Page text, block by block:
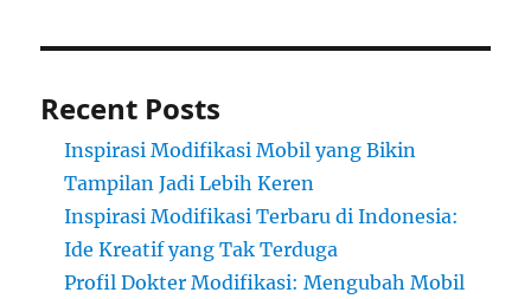
Recent Posts
Inspirasi Modifikasi Mobil yang Bikin
Tampilan Jadi Lebih Keren
Inspirasi Modifikasi Terbaru di Indonesia:
Ide Kreatif yang Tak Terduga
Profil Dokter Modifikasi: Mengubah Mobil